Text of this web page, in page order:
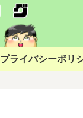
プライバシーポリ